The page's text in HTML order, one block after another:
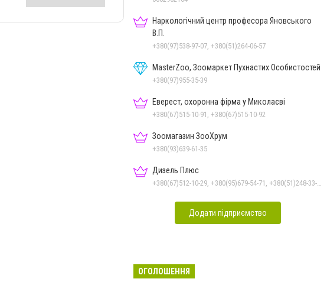
Наркологічний центр професора Яновського
В.П.
+380(97)538-97-07, +380(51)264-06-57
MasterZoo, Зоомаркет Пухнастих Особистостей
+380(97)955-35-39
Еверест, охоронна фірма у Миколаєві
+380(67)515-10-91, +380(67)515-10-92
Зоомагазин ЗооХрум
+380(93)639-61-35
Дизель Плюс
Додати підприємство
ОГОЛОШЕННЯ